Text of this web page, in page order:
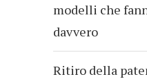
modelli che
davvero
Ritiro della